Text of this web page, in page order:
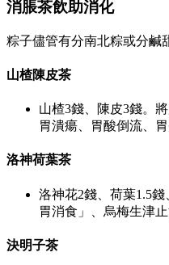
消脹茶飲助消化
粽子儘管有分南北粽或分鹹
山楂陳皮茶
山楂3錢、陳皮3錢。
胃潰瘍、胃酸倒流、
洛神荷葉茶
洛神花2錢、荷葉1.5
胃消食」、烏梅生津止
決明子茶